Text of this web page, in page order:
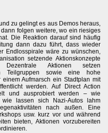
zu gelingt es aus Demos heraus,
folgen weitere, wo ein riesiges
Die Reaktion darauf sind häufig
dann dazu führt, dass wieder
Endlosspirale wäre zu wünschen,
setzende Aktionskonzepte
Aktionen setzen
Teilgruppen sowie eine hohe
Aufmarsch ein Stadtplan mit
werden. Auf Direct Action
und ausprobiert werden – wie
wie lassen sich Nazi-Autos lahm
nach außen. Eine
usw. kurz vor und während
bieten, Aktionen vorzubereiten